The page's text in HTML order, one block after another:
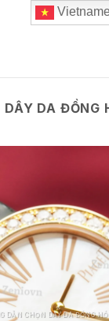
DÂY DA ĐỒNG
DẪN CHỌN DÂY DA ĐỒNG HỒ